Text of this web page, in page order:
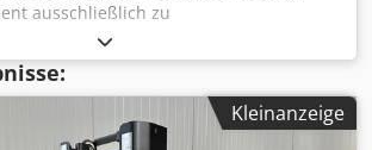
ausschließlich zu
und stellt kein Angebot im
dar. 3 Jahre Garantie !! Das Modell NX10
Ausrüstung für die anspruchsvollsten
, Reparatur- und
in ähnlichen Branchen. Wir
Kleinanzeige